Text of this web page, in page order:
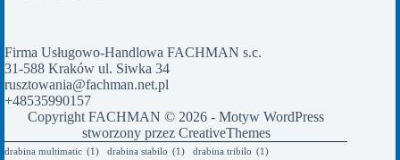
Firma Usługowo-Handlowa FACHMAN s.c.
31-588 Kraków ul. Siwka 34
rusztowania@fachman.net.pl
+48535990157
Copyright FACHMAN © 2026 - Motyw WordPress
stworzony przez CreativeThemes
drabina multimatic (1) drabina stabilo (1) drabina tribilo (1)